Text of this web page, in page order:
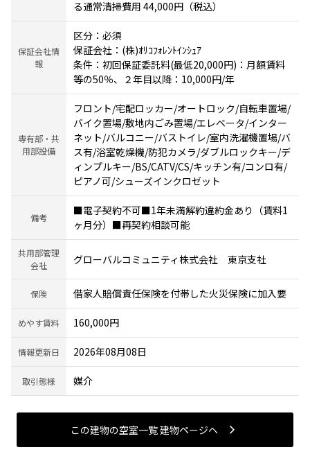
る通常清掃費用 44,000円（税込）
保証会社情
報
区分：必須
保証会社：(株)ｵﾘｺﾌｫﾚﾝﾄｲﾝｼｭｱ
条件：初回保証委託料(最低20,000円)：月額賃料
等の50％、２年目以降：10,000円/年
専有部・共
用部設備
フロント/宅配ロッカー/オートロック/自転車置場/
バイク置場/敷地内ごみ置場/エレベータ/インター
ネット/バルコニー/バストイレ/室内洗濯機置場/バ
ス有/浴室乾燥機/防犯カメラ/ダブルロックキー/デ
ィンプルキー/BS/CATV/CS/キッチン有/コンロ有/
ピアノ可/シューズインクロゼット
備考
■電子契約不可■1年未満解約違約金あり（賃料1
ヶ月分）■再契約相談可能
共用部管理
会社
グローバルコミュニティ株式会社 東京支社
保険 借家人賠償責任保険を付帯した火災保険に加入要
めやす賃料 160,000円
情報更新日 2026年08月08日
取引態様 媒介
この建物の空室一覧 建物ページヘ